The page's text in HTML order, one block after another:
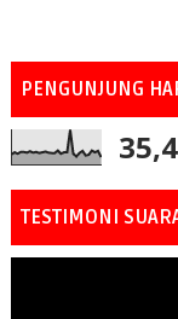
PENGUNJUNG
TESTIMONI